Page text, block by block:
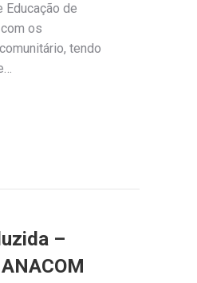
Educação de
os
tendo
–